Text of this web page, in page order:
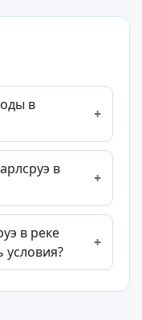
в
в
в реке
условия?